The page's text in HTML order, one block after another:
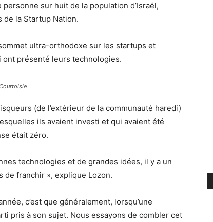
sur huit de la population d’Israël,
la Startup Nation.
ultra-orthodoxe sur les startups et
ont présenté leurs technologies.
(de l’extérieur de la communauté haredi)
ils avaient investi et qui avaient été
était zéro.
technologies et de grandes idées, il y a un
de franchir », explique Lozon.
c’est que généralement, lorsqu’une
pris à son sujet. Nous essayons de combler cet